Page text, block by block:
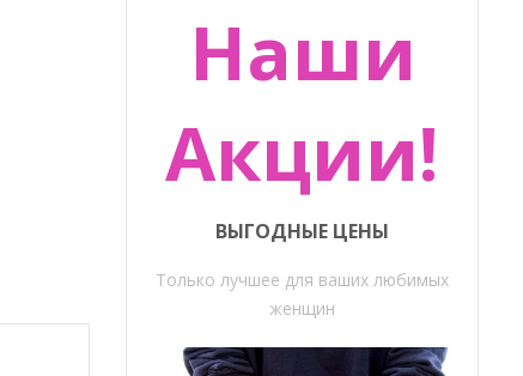
Наши
Акции!
ВЫГОДНЫЕ ЦЕНЫ
Только лучшее для ваших любимых
женщин